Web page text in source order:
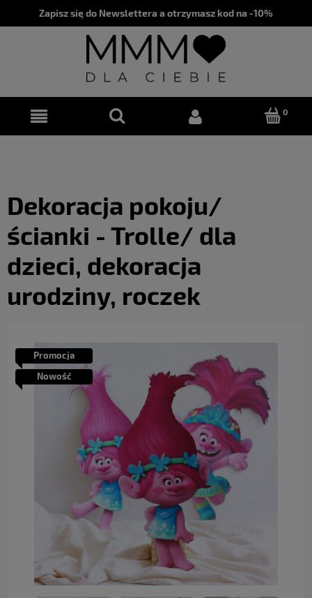
Zapisz się do Newslettera a otrzymasz kod na -10%
Dekoracja pokoju/
ścianki - Trolle/ dla
dzieci, dekoracja
urodziny, roczek
Promocja
Nowość